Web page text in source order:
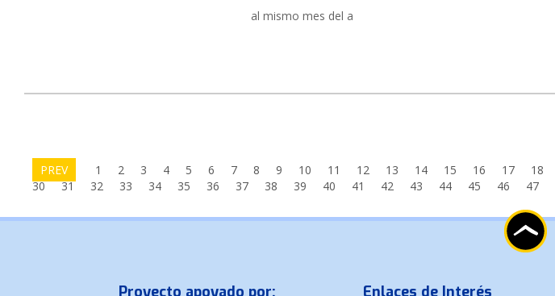
al mismo mes del a
PREV 1 2 3 4 5 6 7 8 9 10 11 12 13 14 15 16 17 18
30
31 32 33 34 35 36 37 38 39 40 41 42 43 44 45 46 47
Proyecto apoyado por: Enlaces de Interés